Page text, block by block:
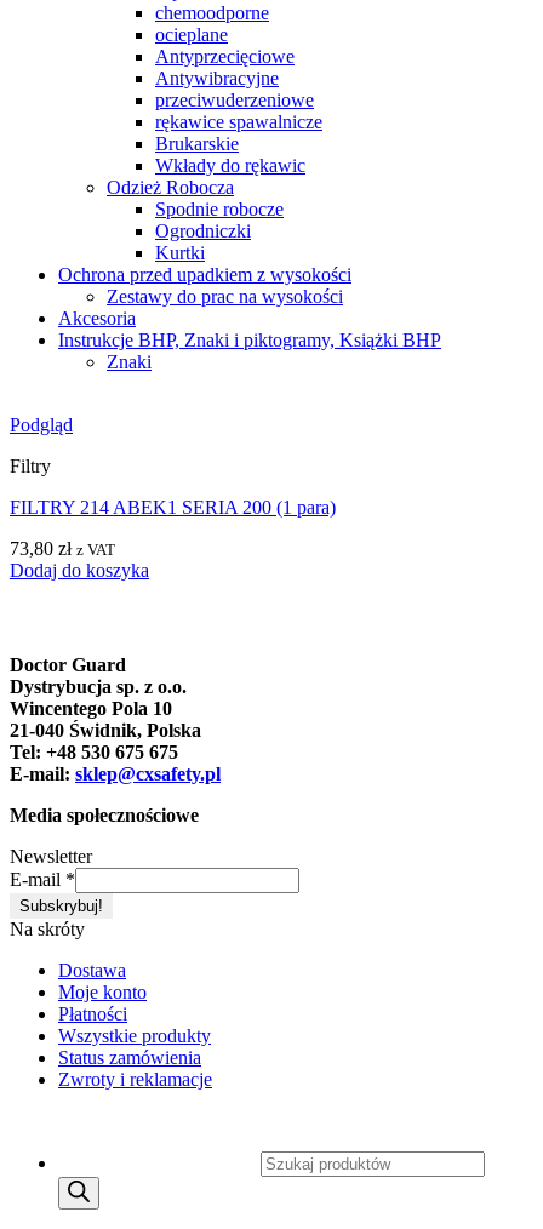
chemoodporne
ocieplane
Antyprzecięciowe
Antywibracyjne
przeciwuderzeniowe
rękawice spawalnicze
Brukarskie
Wkłady do rękawic
Odzież Robocza
Spodnie robocze
Ogrodniczki
Kurtki
Ochrona przed upadkiem z wysokości
Zestawy do prac na wysokości
Akcesoria
Instrukcje BHP, Znaki i piktogramy, Książki BHP
Znaki
Podgląd
Filtry
FILTRY 214 ABEK1 SERIA 200 (1 para)
73,80 zł z VAT
Dodaj do koszyka
Doctor Guard
Dystrybucja sp. z o.o.
Wincentego Pola 10
21-040 Świdnik, Polska
Tel: +48 530 675 675
E-mail: sklep@cxsafety.pl
Media społecznościowe
Newsletter
E-mail *
Na skróty
Dostawa
Moje konto
Płatności
Wszystkie produkty
Status zamówienia
Zwroty i reklamacje